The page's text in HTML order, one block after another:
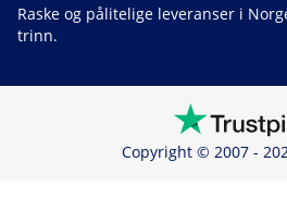
Raske og pålitelige leveranser i
trinn.
Copyright © 2007 -